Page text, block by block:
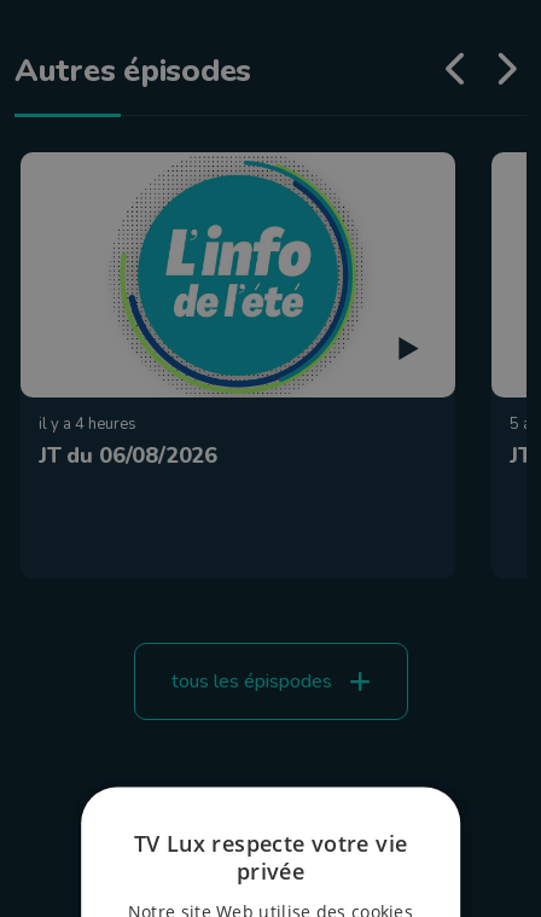
Autres épisodes
il y a 4 heures
JT du 06/08/2026
5
JT
tous les épispodes
TV Lux respecte votre vie
privée
Notre site Web utilise des cookies